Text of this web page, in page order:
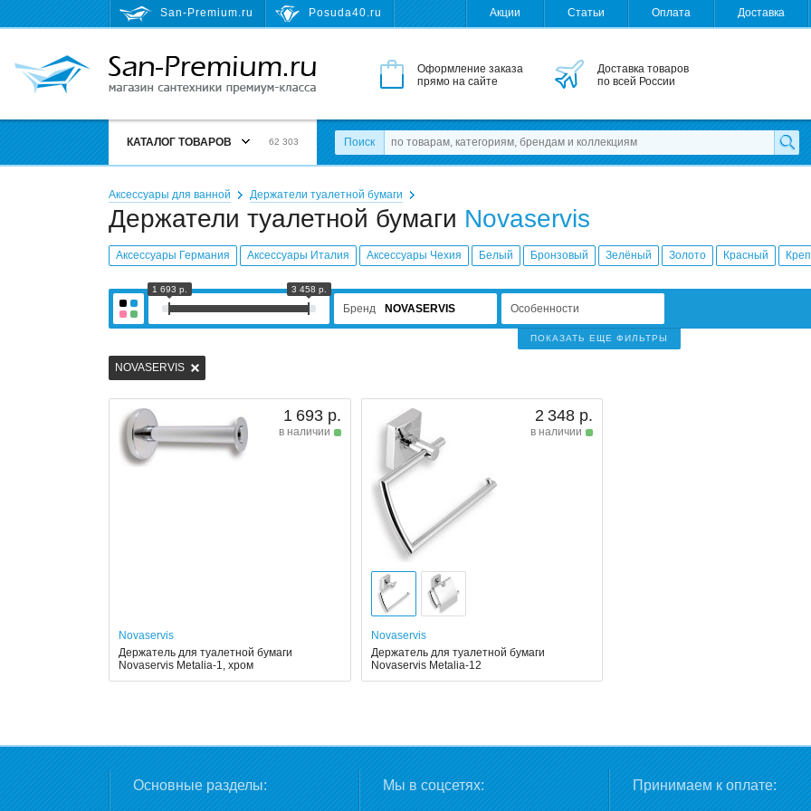
San-Premium.ru Posuda40.ru Акции Статьи Оплата Доставка
Оформление заказа
прямо на сайте
Доставка товаров
по всей России
КАТАЛОГ ТОВАРОВ 62 303 Поиск
Аксессуары для ванной Держатели туалетной бумаги
Держатели туалетной бумаги Novaservis
Аксессуары Германия Аксессуары Италия Аксессуары Чехия Белый Бронзовый Зелёный Золото Красный
1 693 р. 3 458 р.
Бренд NOVASERVIS Особенности
ПОКАЗАТЬ ЕЩЕ ФИЛЬТРЫ
NOVASERVIS
1 693 р.
в наличии
Novaservis
Держатель для туалетной бумаги
Novaservis Metalia-1, хром
2 348 р.
в наличии
Novaservis
Держатель для туалетной бумаги
Novaservis Metalia-12
Основные разделы: Мы в соцсетях: Принимаем к оплате: